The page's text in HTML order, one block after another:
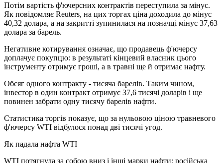
Потім вартість ф'ючерсних контрактів переступила за мінус.
Як повідомляє Reuters, на цих торгах ціна доходила до мінус
40,32 долара, а на закритті зупинилася на позначці мінус 37,63
долара за барель.
Негативне котирування означає, що продавець ф'ючерсу
доплачує покупцю: в результаті кінцевий власник цього
інструменту отримує гроші, а в травні ще й отримає нафту.
Обсяг одного контракту - тисяча барелів. Таким чином,
інвестор в один контракт отримує 37,6 тисячі доларів і ще
повинен забрати одну тисячу барелів нафти.
Статистика торгів показує, що за нульовою ціною травневого
ф'ючерсу WTI відбулося понад дві тисячі угод.
Як падала нафта WTI
WTI потягнула за собою вниз і інші марки нафти: російська